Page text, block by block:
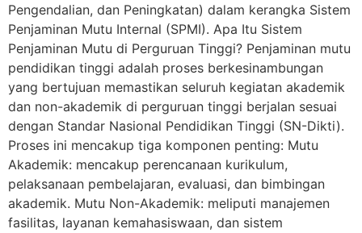
Pengendalian, dan Peningkatan) dalam kerangka Sistem
Penjaminan Mutu Internal (SPMI). Apa Itu Sistem
Penjaminan Mutu di Perguruan Tinggi? Penjaminan mutu
pendidikan tinggi adalah proses berkesinambungan
yang bertujuan memastikan seluruh kegiatan akademik
dan non-akademik di perguruan tinggi berjalan sesuai
dengan Standar Nasional Pendidikan Tinggi (SN-Dikti).
Proses ini mencakup tiga komponen penting: Mutu
Akademik: mencakup perencanaan kurikulum,
pelaksanaan pembelajaran, evaluasi, dan bimbingan
akademik. Mutu Non-Akademik: meliputi manajemen
fasilitas, layanan kemahasiswaan, dan sistem